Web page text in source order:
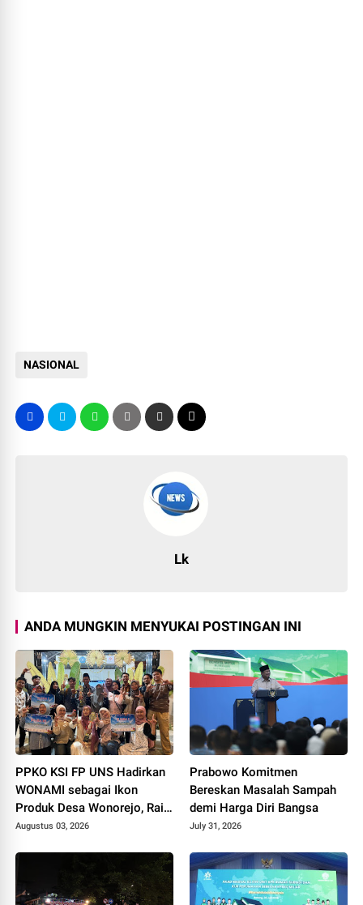
NASIONAL
Lk
ANDA MUNGKIN MENYUKAI POSTINGAN INI
PPKO KSI FP UNS Hadirkan
WONAMI sebagai Ikon
Produk Desa Wonorejo, Raih
Tiga Penghargaan di
2026
Augustus 03, 2026
Prabowo Komitmen
Bereskan Masalah Sampah
demi Harga Diri Bangsa
July 31, 2026